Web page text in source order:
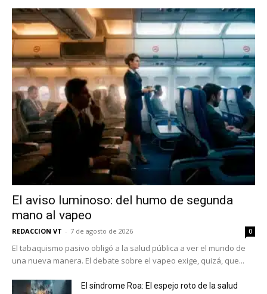
El aviso luminoso: del humo de segunda
mano al vapeo
REDACCION VT - 7 de agosto de 2026 0
El tabaquismo pasivo obligó a la salud pública a ver el mundo de
una nueva manera. El debate sobre el vapeo exige, quizá, que...
El síndrome Roa: El espejo roto de la salud